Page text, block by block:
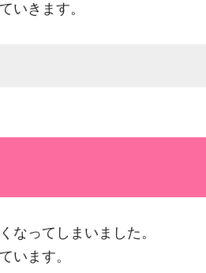
いきます。
なってしまいました。
います。